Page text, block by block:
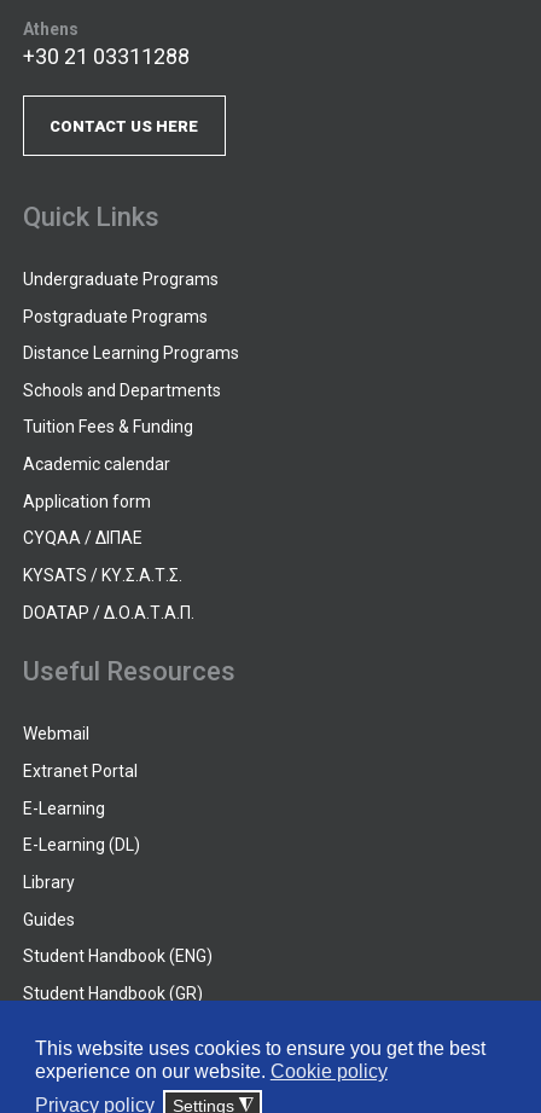
This website uses cookies to ensure you get the best
experience on our website. Cookie policy
Privacy policy
Settings ◮
Athens
+30 21 03311288
CONTACT US HERE
Quick Links
Undergraduate Programs
Postgraduate Programs
Distance Learning Programs
Schools and Departments
Tuition Fees & Funding
Academic calendar
Application form
CYQAA / ΔΙΠΑΕ
KYSATS / ΚΥ.Σ.Α.Τ.Σ.
DOATAP / Δ.Ο.Α.Τ.Α.Π.
Useful Resources
Webmail
Extranet Portal
E-Learning
E-Learning (DL)
Library
Guides
Student Handbook (ENG)
Student Handbook (GR)
© 2026 Frederick University